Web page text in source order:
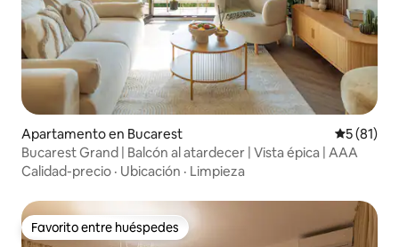
Apartamento en Bucarest
5 (81)
Bucarest Grand | Balcón al atardecer | Vista épica | AAA
Calidad-precio · Ubicación · Limpieza
Favorito entre huéspedes
Favorito entre huéspedes